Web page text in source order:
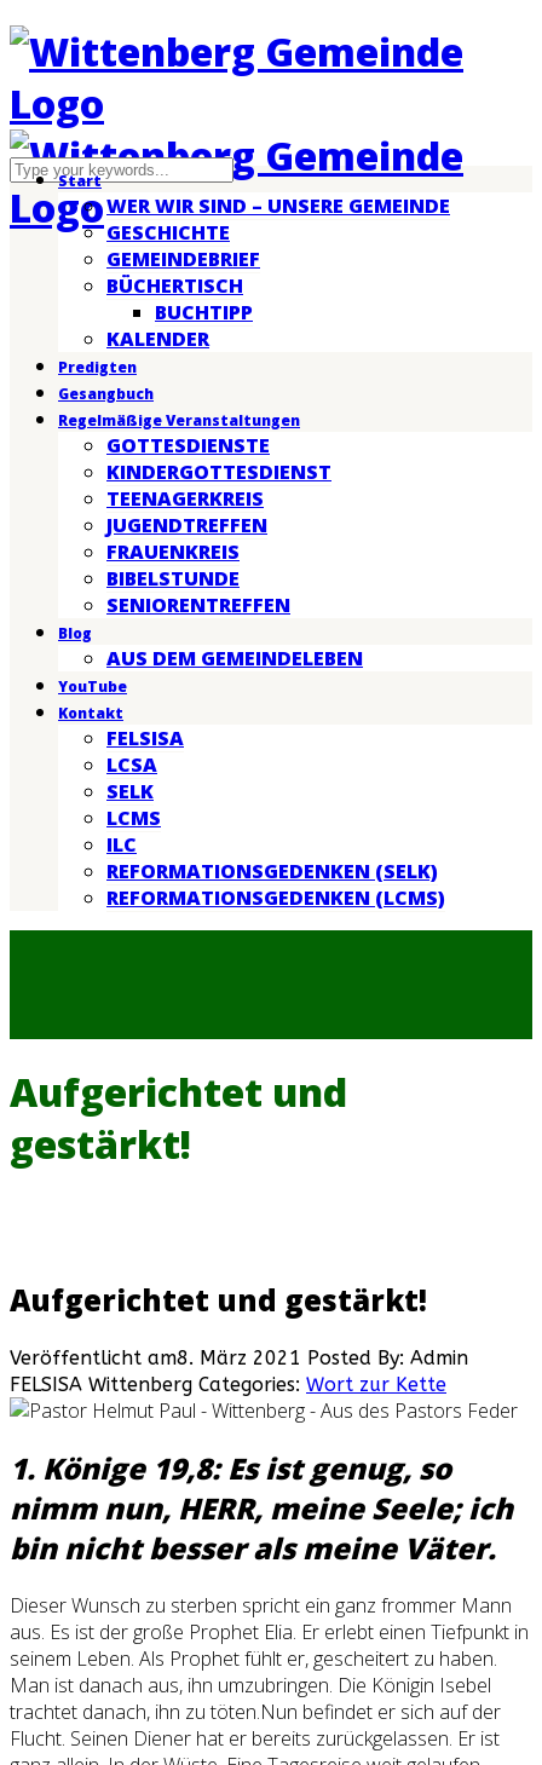
Start
WER WIR SIND – UNSERE GEMEINDE
GESCHICHTE
GEMEINDEBRIEF
BÜCHERTISCH
BUCHTIPP
KALENDER
Predigten
Gesangbuch
Regelmäßige Veranstaltungen
GOTTESDIENSTE
KINDERGOTTESDIENST
TEENAGERKREIS
JUGENDTREFFEN
FRAUENKREIS
BIBELSTUNDE
SENIORENTREFFEN
Blog
AUS DEM GEMEINDELEBEN
YouTube
Kontakt
FELSISA
LCSA
SELK
LCMS
ILC
REFORMATIONSGEDENKEN (SELK)
REFORMATIONSGEDENKEN (LCMS)
Aufgerichtet und
gestärkt!
Aufgerichtet und gestärkt!
Veröffentlicht am8. März 2021 Posted By: Admin
FELSISA Wittenberg Categories: Wort zur Kette
1. Könige 19,8: Es ist genug, so
nimm nun, HERR, meine Seele; ich
bin nicht besser als meine Väter.
Dieser Wunsch zu sterben spricht ein ganz frommer Mann
aus. Es ist der große Prophet Elia. Er erlebt einen Tiefpunkt in
seinem Leben. Als Prophet fühlt er, gescheitert zu haben.
Man ist danach aus, ihn umzubringen. Die Königin Isebel
trachtet danach, ihn zu töten.Nun befindet er sich auf der
Flucht. Seinen Diener hat er bereits zurückgelassen. Er ist